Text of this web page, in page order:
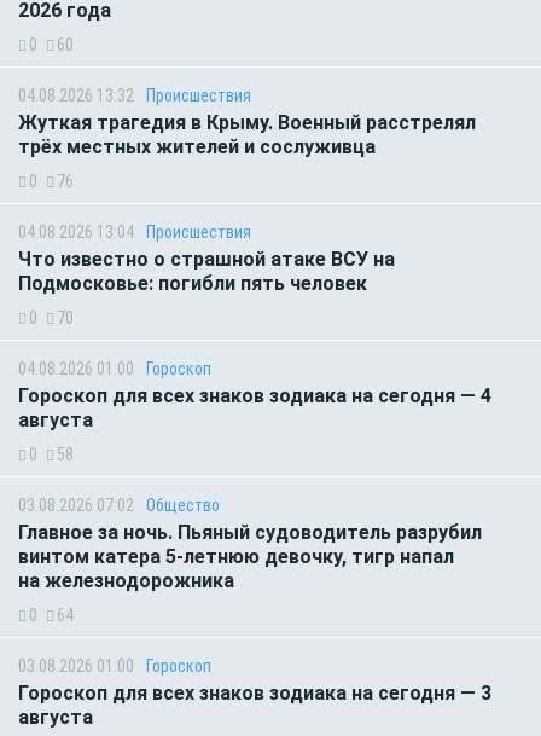
2026 года
0 60
04.08.2026 13:32 Происшествия
Жуткая трагедия в Крыму. Военный расстрелял
трёх местных жителей и сослуживца
0 76
04.08.2026 13:04 Происшествия
Что известно о страшной атаке ВСУ на
Подмосковье: погибли пять человек
0 70
04.08.2026 01:00 Гороскоп
Гороскоп для всех знаков зодиака на сегодня — 4
августа
0 58
03.08.2026 07:02 Общество
Главное за ночь. Пьяный судоводитель разрубил
винтом катера 5-летнюю девочку, тигр напал
на железнодорожника
0 64
03.08.2026 01:00 Гороскоп
Гороскоп для всех знаков зодиака на сегодня — 3
августа